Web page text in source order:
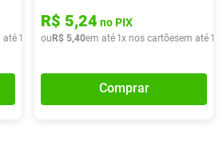
até 1 R$ 8, 90
R$ 5,24 no PIX
ou R$ 5,40em até 1x nos cartõesem até 1
Comprar